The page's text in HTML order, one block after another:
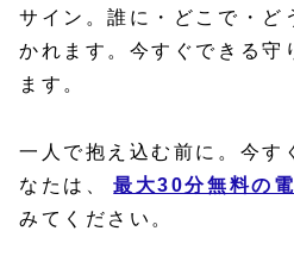
サイン。誰に・どこで・ど
かれます。今すぐできる守
ます。
一人で抱え込む前に。今す
なたは、
最大30分無料の
みてください。